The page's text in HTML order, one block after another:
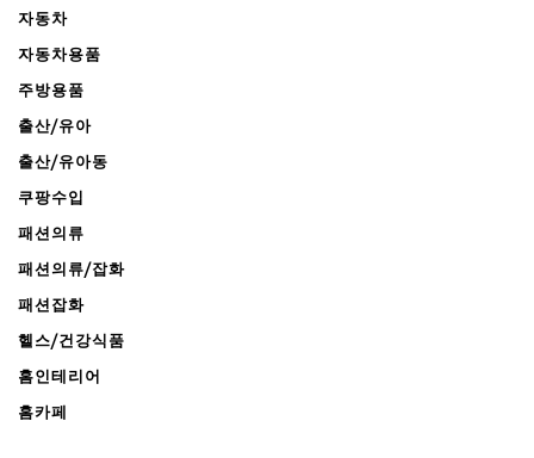
자동차
자동차용품
주방용품
출산/유아
출산/유아동
쿠팡수입
패션의류
패션의류/잡화
패션잡화
헬스/건강식품
홈인테리어
홈카페